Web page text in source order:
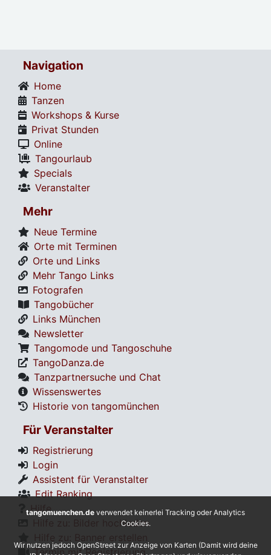
Navigation
Home
Tanzen
Workshops & Kurse
Privat Stunden
Online
Tangourlaub
Specials
Veranstalter
Mehr
Neue Termine
Orte mit Terminen
Orte und Links
Mehr Tango Links
Fotografen
Tangobücher
Links München
Newsletter
Tangomode und Tangoschuhe
TangoDanza.de
Tanzpartnersuche und Chat
Wissenswertes
Historie von tangomünchen
Für Veranstalter
Registrierung
Login
Assistent für Veranstalter
Edit Ranking
Hilfe
Hilfe zu: Bilder hochladen
Termin mit Registrierung
tangomuenchen.de verwendet keinerlei Tracking oder Analytics
Cookies.
Wir nutzen jedoch OpenStreet zur Anzeige von Karten (Damit wird deine